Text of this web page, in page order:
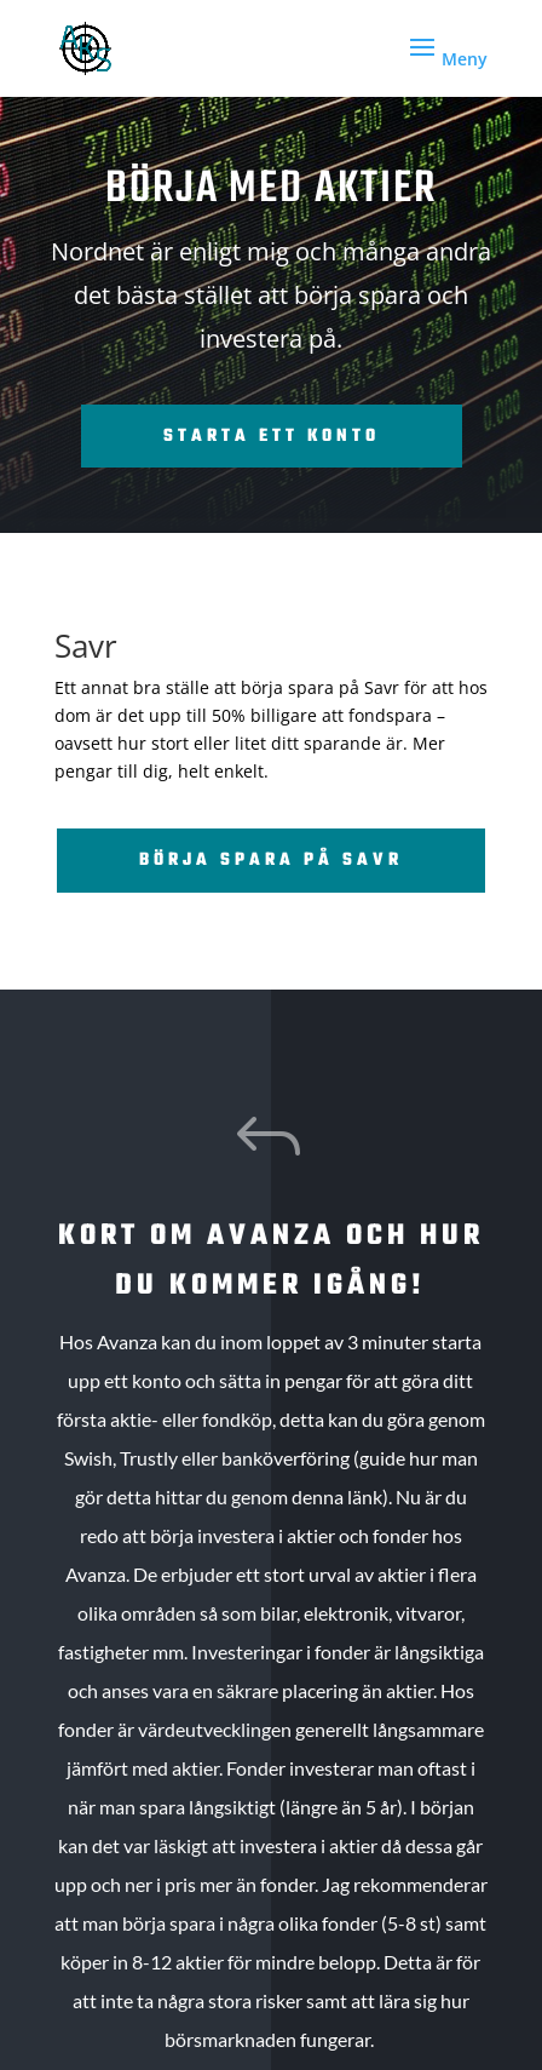
BÖRJA MED AKTIER
Nordnet är enligt mig och många andra
det bästa stället att börja spara och
investera på.
STARTA ETT KONTO
Savr
Ett annat bra ställe att börja spara på Savr för att hos
dom är det upp till 50% billigare att fondspara –
oavsett hur stort eller litet ditt sparande är. Mer
pengar till dig, helt enkelt.
BÖRJA SPARA PÅ SAVR
J
KORT OM AVANZA OCH HUR
DU KOMMER IGÅNG!
Hos Avanza kan du inom loppet av 3 minuter starta
upp ett konto och sätta in pengar för att göra ditt
första aktie- eller fondköp, detta kan du göra genom
Swish, Trustly eller banköverföring (guide hur man
gör detta hittar du genom denna länk). Nu är du
redo att börja investera i aktier och fonder hos
Avanza. De erbjuder ett stort urval av aktier i flera
olika områden så som bilar, elektronik, vitvaror,
fastigheter mm. Investeringar i fonder är långsiktiga
och anses vara en säkrare placering än aktier. Hos
fonder är värdeutvecklingen generellt långsammare
jämfört med aktier. Fonder investerar man oftast i
när man spara långsiktigt (längre än 5 år). I början
kan det var läskigt att investera i aktier då dessa går
upp och ner i pris mer än fonder. Jag rekommenderar
att man börja spara i några olika fonder (5-8 st) samt
köper in 8-12 aktier för mindre belopp. Detta är för
att inte ta några stora risker samt att lära sig hur
börsmarknaden fungerar.